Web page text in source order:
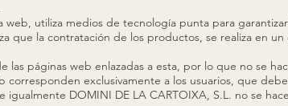
web, utiliza medios de tecnología punta para
que la contratación de los productos, se realiza en
las páginas web enlazadas a esta, por lo que no se
corresponden exclusivamente a los usuarios, que
igualmente DOMINI DE LA CARTOIXA, S.L. no se